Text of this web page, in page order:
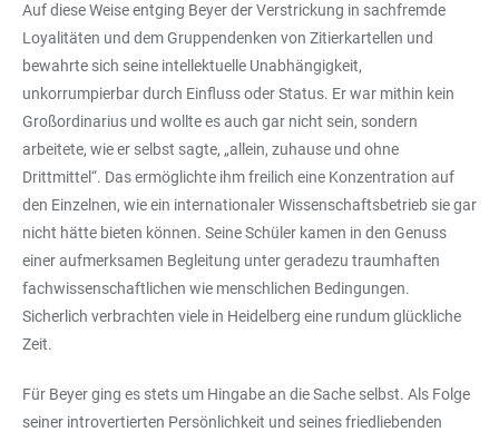
Auf diese Weise entging Beyer der Verstrickung in sachfremde
Loyalitäten und dem Gruppendenken von Zitierkartellen und
bewahrte sich seine intellektuelle Unabhängigkeit,
unkorrumpierbar durch Einfluss oder Status. Er war mithin kein
Großordinarius und wollte es auch gar nicht sein, sondern
arbeitete, wie er selbst sagte, „allein, zuhause und ohne
Drittmittel“. Das ermöglichte ihm freilich eine Konzentration auf
den Einzelnen, wie ein internationaler Wissenschaftsbetrieb sie gar
nicht hätte bieten können. Seine Schüler kamen in den Genuss
einer aufmerksamen Begleitung unter geradezu traumhaften
fachwissenschaftlichen wie menschlichen Bedingungen.
Sicherlich verbrachten viele in Heidelberg eine rundum glückliche
Zeit.
Für Beyer ging es stets um Hingabe an die Sache selbst. Als Folge
seiner introvertierten Persönlichkeit und seines friedliebenden